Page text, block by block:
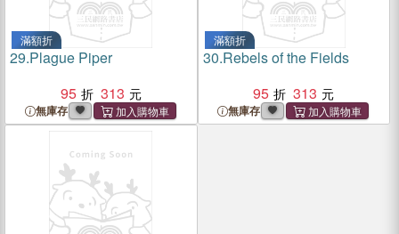
滿額折
29.Plague Piper
95
313
無庫存
滿額折
30.Rebels of the Fields
95
313
無庫存